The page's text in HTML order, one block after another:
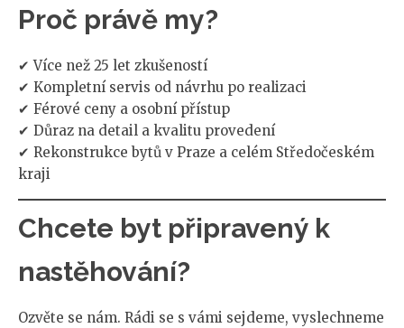
Proč právě my?
✔ Více než 25 let zkušeností
✔ Kompletní servis od návrhu po realizaci
✔ Férové ceny a osobní přístup
✔ Důraz na detail a kvalitu provedení
✔ Rekonstrukce bytů v Praze a celém Středočeském
kraji
Chcete byt připravený k
nastěhování?
Ozvěte se nám. Rádi se s vámi sejdeme, vyslechneme